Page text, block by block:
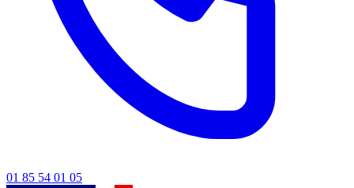
01 85 54 01 05